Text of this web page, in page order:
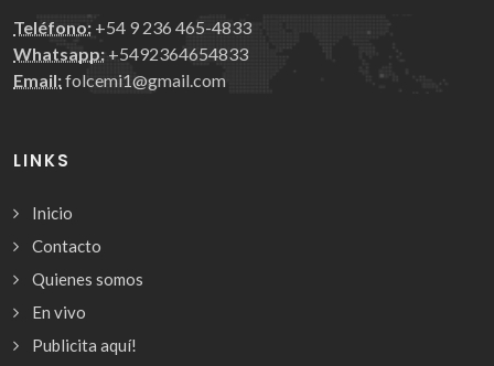
Teléfono: +54 9 236 465-4833
Whatsapp: +5492364654833
Email:folcemi1@gmail.com
LINKS
Inicio
Contacto
Quienes somos
En vivo
Publicita aquí!